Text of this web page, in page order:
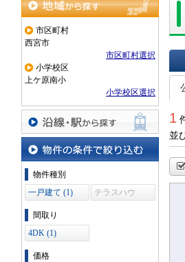
地域から探す
市区町村
西宮市
市区町村選択
小学校区
上ケ原南小
小学校区選択
沿線・駅から探す
物件の条件で絞り込む
物件種別
一戸建て (1)
テラスハウ
間取り
4DK (1)
価格
一
1
並